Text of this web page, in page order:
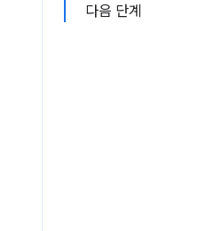
다음 단계